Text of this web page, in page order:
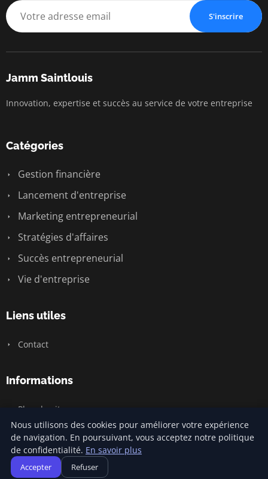
S'inscrire
Jamm Saintlouis
Innovation, expertise et succès au service de votre entreprise
Catégories
Gestion financière
Lancement d'entreprise
Marketing entrepreneurial
Stratégies d'affaires
Succès entrepreneurial
Vie d'entreprise
Liens utiles
Contact
Informations
Plan du site
© 2026 Jamm Saintlouis. Tous droits réservés.
Nous utilisons des cookies pour améliorer votre expérience
de navigation. En poursuivant, vous acceptez notre politique
de confidentialité. En savoir plus
Accepter Refuser